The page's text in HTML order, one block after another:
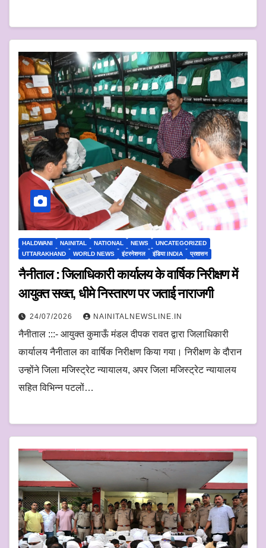
HALDWANI NAINITAL NATIONAL NEWS
UNCATEGORIZED
UTTARAKHAND
WORLD NEWS इंटरनेशनल इंडिया INDIA प्रशासन
नैनीताल : जिलाधिकारी कार्यालय के वार्षिक निरीक्षण में
आयुक्त सख्त, धीमे निस्तारण पर जताई नाराजगी
24/07/2026 NAINITALNEWSLINE.IN
नैनीताल :::- आयुक्त कुमाऊँ मंडल दीपक रावत द्वारा जिलाधिकारी
कार्यालय नैनीताल का वार्षिक निरीक्षण किया गया। निरीक्षण के दौरान
उन्होंने जिला मजिस्ट्रेट न्यायालय, अपर जिला मजिस्ट्रेट न्यायालय
सहित विभिन्न पटलों…